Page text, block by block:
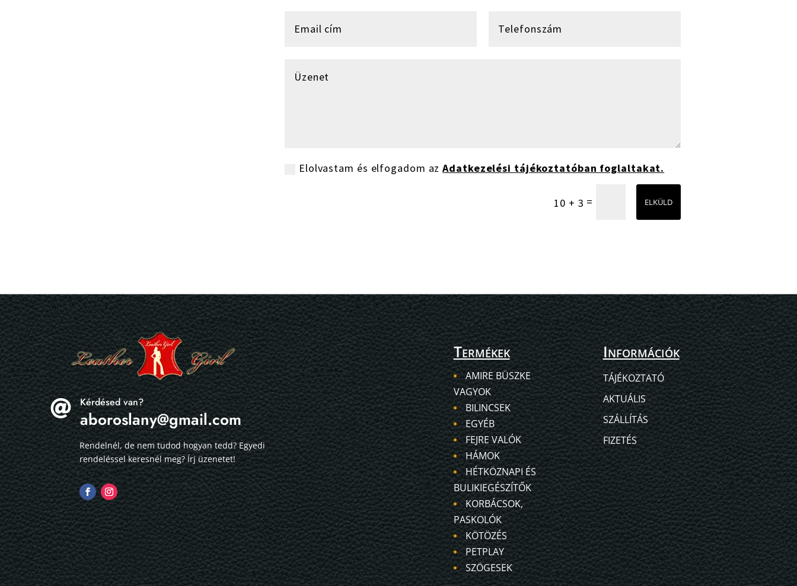
Elolvastam és elfogadom azAdatkezelési tájékoztatóban foglaltakat.
10 + 3 = ELKÜLD
 Kérdésed van?
aboroslany@gmail.com
Rendelnél, de nem tudod hogyan tedd? Egyedi
rendeléssel keresnél meg? Írj üzenetet!
Termékek
AMIRE BÜSZKE
VAGYOK
BILINCSEK
EGYÉB
FEJRE VALÓK
HÁMOK
HÉTKÖZNAPI ÉS
BULIKIEGÉSZÍTŐK
KORBÁCSOK,
PASKOLÓK
KÖTÖZÉS
PETPLAY
SZÖGESEK
Információk
TÁJÉKOZTATÓ
AKTUÁLIS
SZÁLLÍTÁS
FIZETÉS